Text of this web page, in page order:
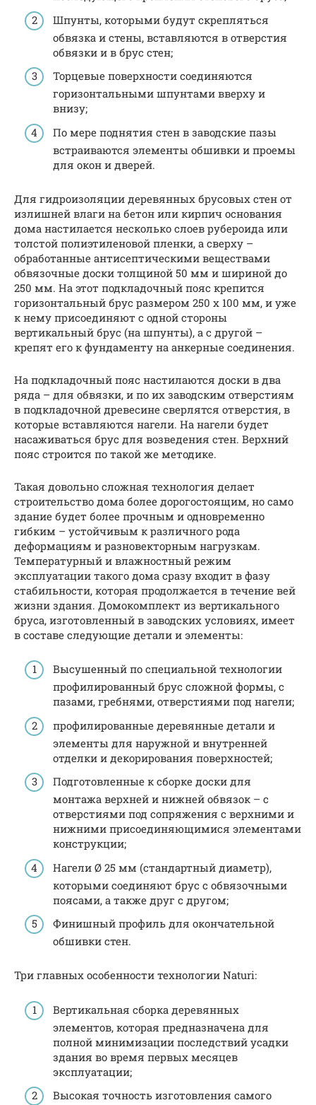
Шпунты, которыми будут скрепляться
обвязка и стены, вставляются в отверстия
обвязки и в брус стен;
Торцевые поверхности соединяются
горизонтальными шпунтами вверху и
внизу;
По мере поднятия стен в заводские пазы
встраиваются элементы обшивки и проемы
для окон и дверей.
Для гидроизоляции деревянных брусовых стен от
излишней влаги на бетон или кирпич основания
дома настилается несколько слоев рубероида или
толстой полиэтиленовой пленки, а сверху –
обработанные антисептическими веществами
обвязочные доски толщиной 50 мм и шириной до
250 мм. На этот подкладочный пояс крепится
горизонтальный брус размером 250 х 100 мм, и уже
к нему присоединяют с одной стороны
вертикальный брус (на шпунты), а с другой –
крепят его к фундаменту на анкерные соединения.
На подкладочный пояс настилаются доски в два
ряда – для обвязки, и по их заводским отверстиям
в подкладочной древесине сверлятся отверстия, в
которые вставляются нагели. На нагели будет
насаживаться брус для возведения стен. Верхний
пояс строится по такой же методике.
Такая довольно сложная технология делает
строительство дома более дорогостоящим, но само
здание будет более прочным и одновременно
гибким – устойчивым к различного рода
деформациям и разновекторным нагрузкам.
Температурный и влажностный режим
эксплуатации такого дома сразу входит в фазу
стабильности, которая продолжается в течение вей
жизни здания. Домокомплект из вертикального
бруса, изготовленный в заводских условиях, имеет
в составе следующие детали и элементы:
Высушенный по специальной технологии
профилированный брус сложной формы, с
пазами, гребнями, отверстиями под нагели;
профилированные деревянные детали и
элементы для наружной и внутренней
отделки и декорирования поверхностей;
Подготовленные к сборке доски для
монтажа верхней и нижней обвязок – с
отверстиями под сопряжения с верхними и
нижними присоединяющимися элементами
конструкции;
Нагели Ø 25 мм (стандартный диаметр),
которыми соединяют брус с обвязочными
поясами, а также друг с другом;
Финишный профиль для окончательной
обшивки стен.
Три главных особенности технологии Naturi:
Вертикальная сборка деревянных
элементов, которая предназначена для
полной минимизации последствий усадки
здания во время первых месяцев
эксплуатации;
Высокая точность изготовления самого